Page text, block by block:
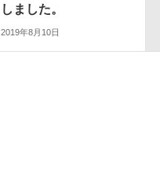
しました。
2019年8月10日